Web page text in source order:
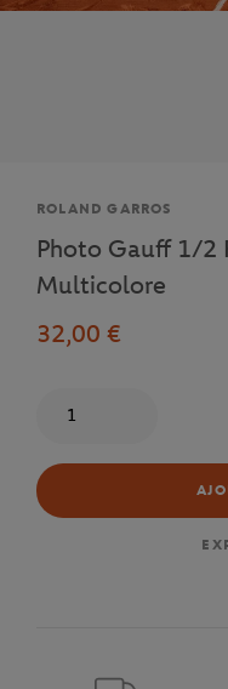
Marque
ROLAND GARROS
Photo Gauff 1/2
Multicolore
32,00 €